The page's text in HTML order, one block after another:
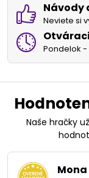
Návody
Neviete si
Pondelok -
Naše hračky